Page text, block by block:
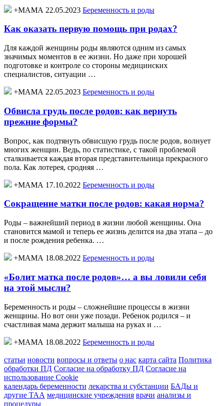
+МАМА 22.05.2023 Беременность и роды
Как оказать первую помощь при родах?
Для каждой женщины роды являются одним из самых
значимых моментов в ее жизни. Но даже при хорошей
подготовке и контроле со стороны медицинских
специалистов, ситуации …
+МАМА 22.05.2023 Беременность и роды
Обвисла грудь после родов: как вернуть
прежние формы?
Вопрос, как подтянуть обвисшую грудь после родов, волнует
многих женщин. Ведь, по статистике, с такой проблемой
сталкивается каждая вторая представительница прекрасного
пола. Как лотерея, сродняя …
+МАМА 17.10.2022 Беременность и роды
Сокращение матки после родов: какая норма?
Роды – важнейший период в жизни любой женщины. Она
становится мамой и теперь ее жизнь делится на два этапа – до
и после рождения ребенка. …
+МАМА 18.08.2022 Беременность и роды
«Болит матка после родов»… а вы ловили себя
на этой мысли?
Беременность и роды – сложнейшие процессы в жизни
женщины. Но вот они уже позади. Ребенок родился – и
счастливая мама держит малыша на руках и …
+МАМА 18.08.2022 Беременность и роды
статьи новости вопросы и ответы о нас карта сайта Политика
обработки ПД Согласие на обработку ПД Согласие на
использование Cookie
календарь беременности лекарства и субстанции БАДы и
другие ТАА медицинские учреждения врачи анализы и
процедуры